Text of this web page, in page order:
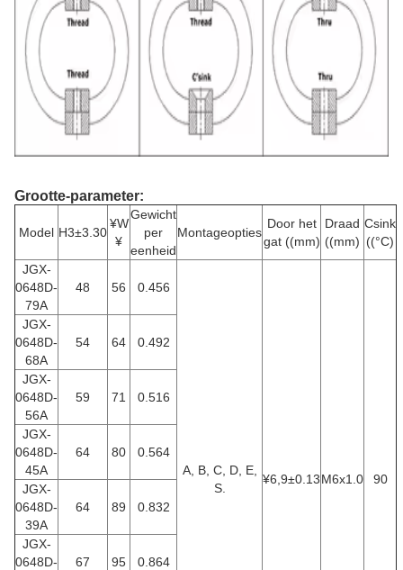
Grootte-parameter:
Model H3±3.30
¥W
¥
Gewicht
per
eenheid
Montageopties
Door het
gat ((mm)
Draad
((mm)
Csink
((°C)
JGX-
0648D-
79A
48 56 0.456
A, B, C, D, E,
S.
¥6,9±0.13M6x1.0 90
JGX-
0648D-
68A
54 64 0.492
JGX-
0648D-
56A
59 71 0.516
JGX-
0648D-
45A
64 80 0.564
JGX-
0648D-
39A
64 89 0.832
JGX-
0648D-
67 95 0.864